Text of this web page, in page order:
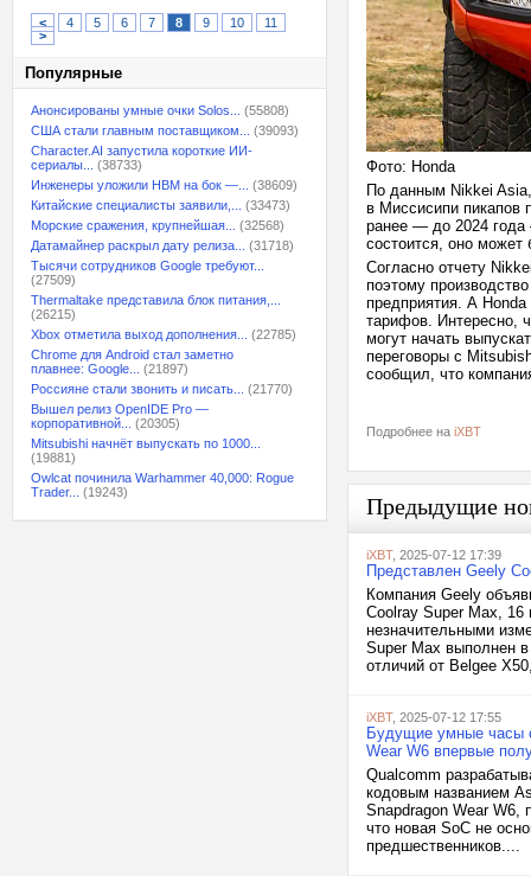
< 4 5 6 7 8 9 10
11
>
Популярные
Анонсированы умные очки Solos...
(55808)
США стали главным поставщиком...
(39093)
Character.AI запустила короткие ИИ-
сериалы...
(38733)
Инженеры уложили HBM на бок —...
(38609)
Китайские специалисты заявили,...
(33473)
Морские сражения, крупнейшая...
(32568)
Датамайнер раскрыл дату релиза...
(31718)
Тысячи сотрудников Google требуют...
(27509)
Thermaltake представила блок питания,...
(26215)
Xbox отметила выход дополнения...
(22785)
Chrome для Android стал заметно
плавнее: Google...
(21897)
Россияне стали звонить и писать...
(21770)
Вышел релиз OpenIDE Pro —
корпоративной...
(20305)
Mitsubishi начнёт выпускать по 1000...
(19881)
Owlcat починила Warhammer 40,000: Rogue
Trader...
(19243)
Фото: Honda
По данным Nikkei
в Миссисипи пикапов
ранее — до 2024 года
состоится, оно может
Согласно отчету
поэтому
предприятия. А
тарифов. Интересно,
могут начать
переговоры с
сообщил, что
Подробнее на iXBT
Предыдущие
iXBT, 2025-07-12 17:39
Представлен Geely
Компания Geely
Coolray Super Max,
незначительными
Super Max выполнен в
отличий от Belgee
iXBT, 2025-07-12 17:55
Будущие умные часы
Wear W6 впервые
Qualcomm
кодовым названием
Snapdragon Wear W6,
что новая SoC не
предшественников....